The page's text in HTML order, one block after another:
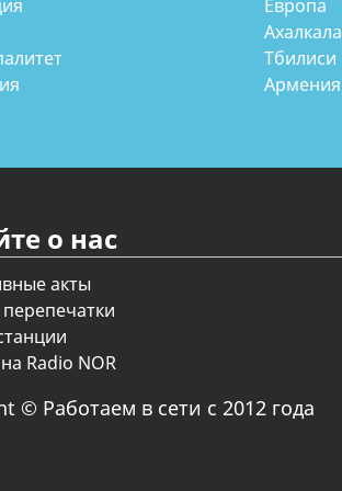
Европа
Тбилиси
Армения
о нас
акты
Radio NOR
© Работаем в сети с 2012 года